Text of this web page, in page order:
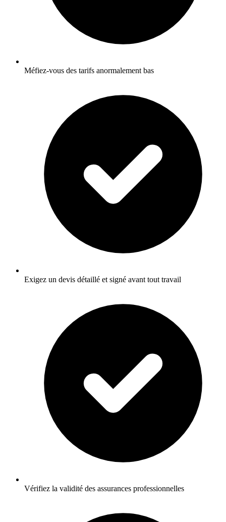
Méfiez-vous des tarifs anormalement bas
Exigez un devis détaillé et signé avant tout travail
Vérifiez la validité des assurances professionnelles